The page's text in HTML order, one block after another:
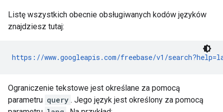
Listę wszystkich obecnie obsługiwanych kodów języków
znajdziesz tutaj:
https://www.googleapis.com/freebase/v1/
Ograniczenie tekstowe jest określane za pomocą
parametru query . Jego język jest określony za pomocą